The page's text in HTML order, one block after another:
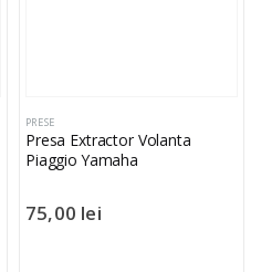
PRESE
Presa Extractor Volanta
Piaggio Yamaha
75,00 lei